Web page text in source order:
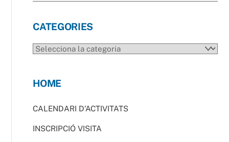
CATEGORIES
CATEGORIES
HOME
CALENDARI D’ACTIVITATS
INSCRIPCIÓ VISITA